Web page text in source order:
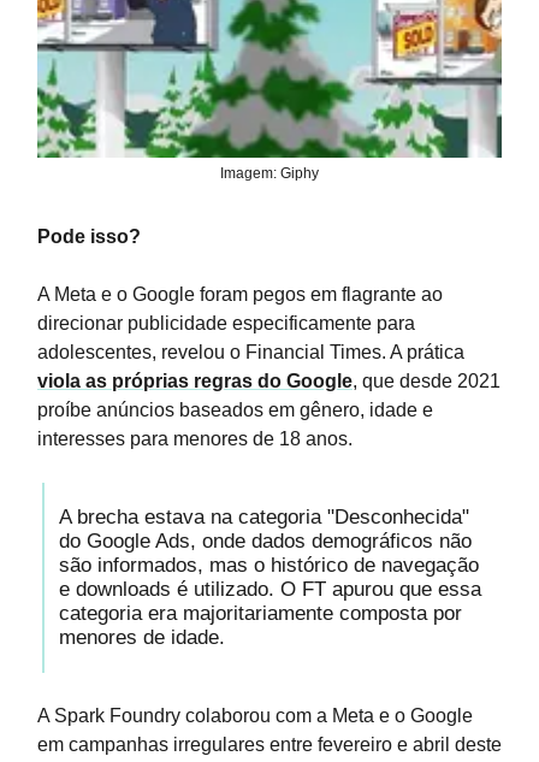
Imagem: Giphy
Pode isso?
A Meta e o Google foram pegos em flagrante ao
direcionar publicidade especificamente para
adolescentes, revelou o Financial Times. A prática
viola as próprias regras do Google, que desde 2021
proíbe anúncios baseados em gênero, idade e
interesses para menores de 18 anos.
A brecha estava na categoria "Desconhecida"
do Google Ads, onde dados demográficos não
são informados, mas o histórico de navegação
e downloads é utilizado. O FT apurou que essa
categoria era majoritariamente composta por
menores de idade.
A Spark Foundry colaborou com a Meta e o Google
em campanhas irregulares entre fevereiro e abril deste